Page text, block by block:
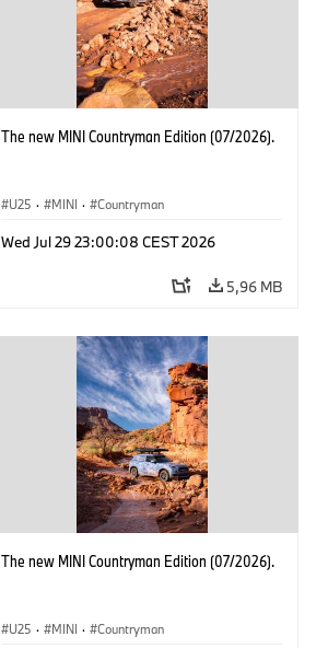
The new MINI Countryman Edition (07/2026).
U25 · MINI · Countryman
Wed Jul 29 23:00:08 CEST 2026
5,96 MB
The new MINI Countryman Edition (07/2026).
U25 · MINI · Countryman